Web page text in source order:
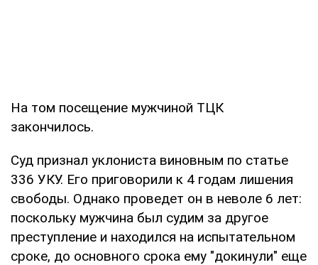
На том посещение мужчиной ТЦК
закончилось.
Суд признал уклониста виновным по статье
336 УКУ. Его приговорили к 4 годам лишения
свободы. Однако проведет он в неволе 6 лет:
поскольку мужчина был судим за другое
преступление и находился на испытательном
сроке, до основного срока ему "докинули" еще